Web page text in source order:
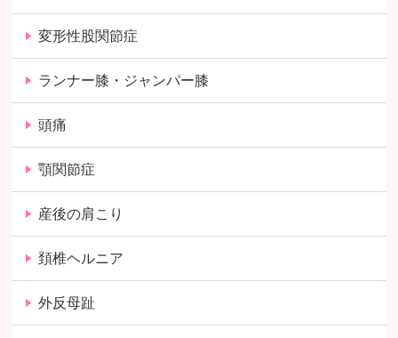
変形性股関節症
ランナー膝・ジャンパー膝
頭痛
顎関節症
産後の肩こり
頚椎ヘルニア
外反母趾